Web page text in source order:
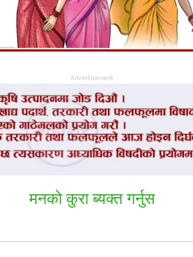
Advertisement
मनकाे कुरा ब्यक्त गर्नुस